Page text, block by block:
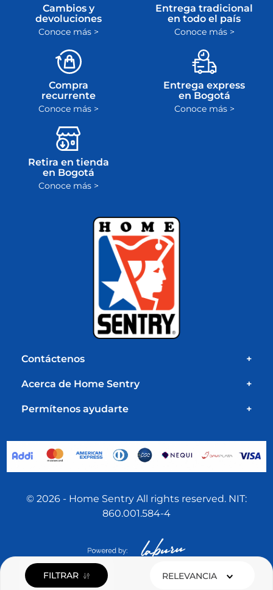
FILTRAR RELEVANCIA
Cambios y
devoluciones
Conoce más >
Entrega tradicional
en todo el país
Conoce más >
Compra
recurrente
Conoce más >
Entrega express
en Bogotá
Conoce más >
Retira en tienda
en Bogotá
Conoce más >
Contáctenos +
Acerca de Home Sentry +
Permítenos ayudarte +
© 2026 - Home Sentry All rights reserved. NIT:
860.001.584-4